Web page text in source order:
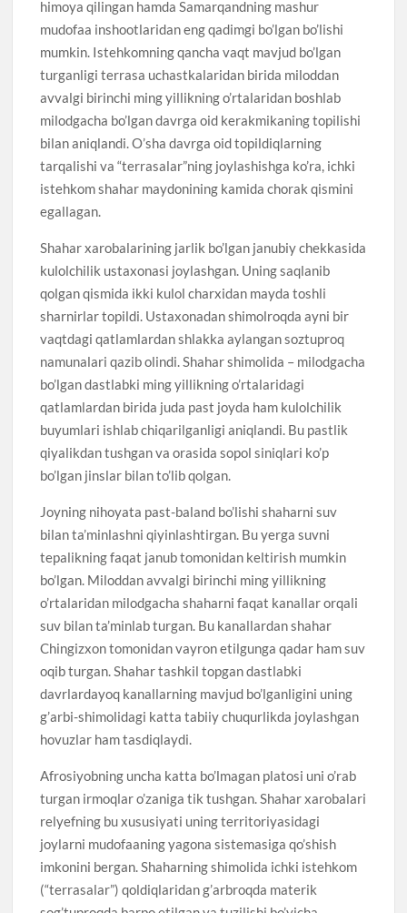
himoya qilingan hamda Samarqandning mashur
mudofaa inshootlaridan eng qadimgi bo’lgan bo’lishi
mumkin. Istehkomning qancha vaqt mavjud bo’lgan
turganligi terrasa uchastkalaridan birida miloddan
avvalgi birinchi ming yillikning o’rtalaridan boshlab
milodgacha bo’lgan davrga oid kerakmikaning topilishi
bilan aniqlandi. O’sha davrga oid topildiqlarning
tarqalishi va “terrasalar”ning joylashishga ko’ra, ichki
istehkom shahar maydonining kamida chorak qismini
egallagan.
Shahar xarobalarining jarlik bo’lgan janubiy chekkasida
kulolchilik ustaxonasi joylashgan. Uning saqlanib
qolgan qismida ikki kulol charxidan mayda toshli
sharnirlar topildi. Ustaxonadan shimolroqda ayni bir
vaqtdagi qatlamlardan shlakka aylangan soztuproq
namunalari qazib olindi. Shahar shimolida – milodgacha
bo’lgan dastlabki ming yillikning o’rtalaridagi
qatlamlardan birida juda past joyda ham kulolchilik
buyumlari ishlab chiqarilganligi aniqlandi. Bu pastlik
qiyalikdan tushgan va orasida sopol siniqlari ko’p
bo’lgan jinslar bilan to’lib qolgan.
Joyning nihoyata past-baland bo’lishi shaharni suv
bilan ta’minlashni qiyinlashtirgan. Bu yerga suvni
tepalikning faqat janub tomonidan keltirish mumkin
bo’lgan. Miloddan avvalgi birinchi ming yillikning
o’rtalaridan milodgacha shaharni faqat kanallar orqali
suv bilan ta’minlab turgan. Bu kanallardan shahar
Chingizxon tomonidan vayron etilgunga qadar ham suv
oqib turgan. Shahar tashkil topgan dastlabki
davrlardayoq kanallarning mavjud bo’lganligini uning
g’arbi-shimolidagi katta tabiiy chuqurlikda joylashgan
hovuzlar ham tasdiqlaydi.
Afrosiyobning uncha katta bo’lmagan platosi uni o’rab
turgan irmoqlar o’zaniga tik tushgan. Shahar xarobalari
relyefning bu xususiyati uning territoriyasidagi
joylarni mudofaaning yagona sistemasiga qo’shish
imkonini bergan. Shaharning shimolida ichki istehkom
(“terrasalar”) qoldiqlaridan g’arbroqda materik